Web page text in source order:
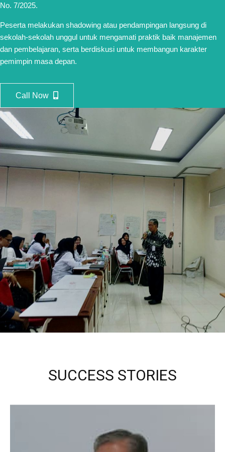
No. 7/2025.
Peserta melakukan shadowing atau pendampingan langsung di
sekolah-sekolah unggul untuk mengamati praktik baik manajemen
dan pembelajaran, serta berdiskusi untuk membangun karakter
pemimpin masa depan.
Call Now
SUCCESS STORIES